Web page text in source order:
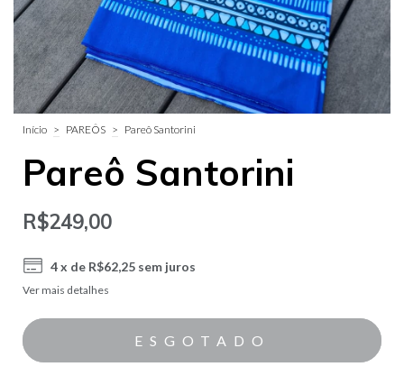
Início > PAREÔS > Pareô Santorini
Pareô Santorini
R$249,00
4x de R$62,25 sem juros
Ver mais detalhes